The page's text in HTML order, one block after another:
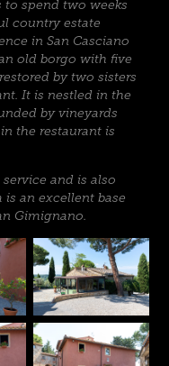
to spend two weeks
country estate
in San Casciano
old borgo with five
by two sisters
It is nestled in the
by vineyards
the restaurant is
and is also
is an excellent base
Gimignano.